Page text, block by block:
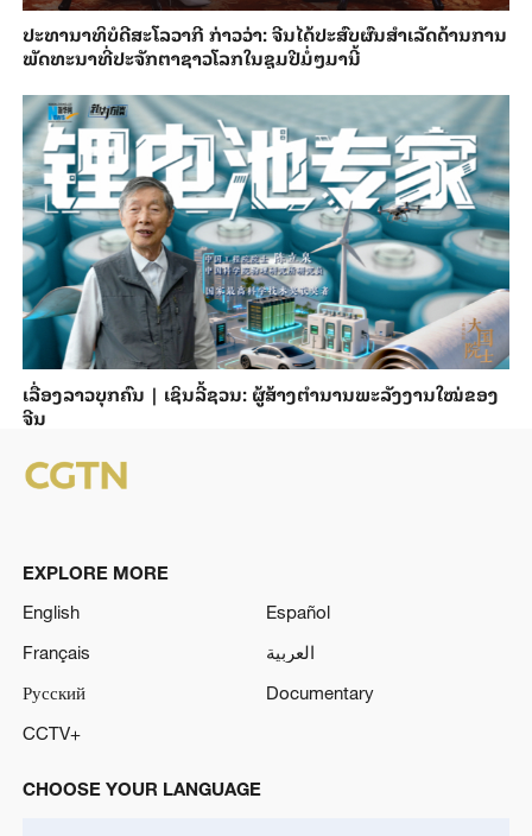
ປະ​ທາ​ນາ​ທິ​ບໍ​ດີ​ສະ​ໂລ​ວາ​ກີ ກ່າວ​ວ່າ: ຈີນ​ໄດ້​ປະ​ສົບ​ຜົ​ນ​ສຳ​ເລັດ​ດ້ານ​ການ​
ພັດ​ທະ​ນາ​ທີ່​ປະ​ຈັກ​ຕາ​ຊາວ​ໂລກ​ໃນ​ຊຸມ​ປີ​ມໍ່ໆ​ມາ​ນີ້
ເລື່ອງລາວບຸກຄົນ | ເຊິນລີ້ຊວນ: ຜູ້ສ້າງຕຳນານພະລັງງານໃໝ່ຂອງ
ຈີນ
EXPLORE MORE
English
Español
Français
العربية
Русский
Documentary
CCTV+
CHOOSE YOUR LANGUAGE